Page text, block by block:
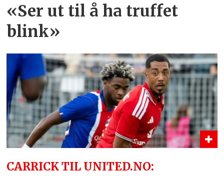
«Ser ut til å ha truffet
blink»
CARRICK TIL UNITED.NO: